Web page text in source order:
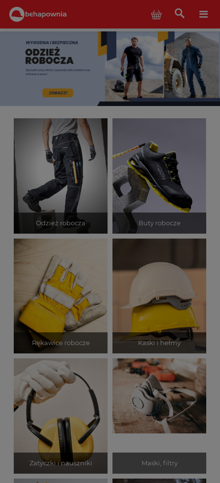
Odzież robocza Buty robocze
Rękawice robocze Kaski i hełmy
Zatyczki i nauszniki Maski, filtry